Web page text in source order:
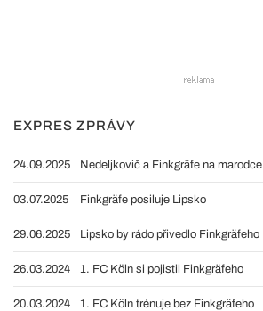
EXPRES ZPRÁVY
24.09.2025 Nedeljkovič a Finkgräfe na marodce
03.07.2025 Finkgräfe posiluje Lipsko
29.06.2025 Lipsko by rádo přivedlo Finkgräfeho
26.03.2024 1. FC Köln si pojistil Finkgräfeho
20.03.2024 1. FC Köln trénuje bez Finkgräfeho